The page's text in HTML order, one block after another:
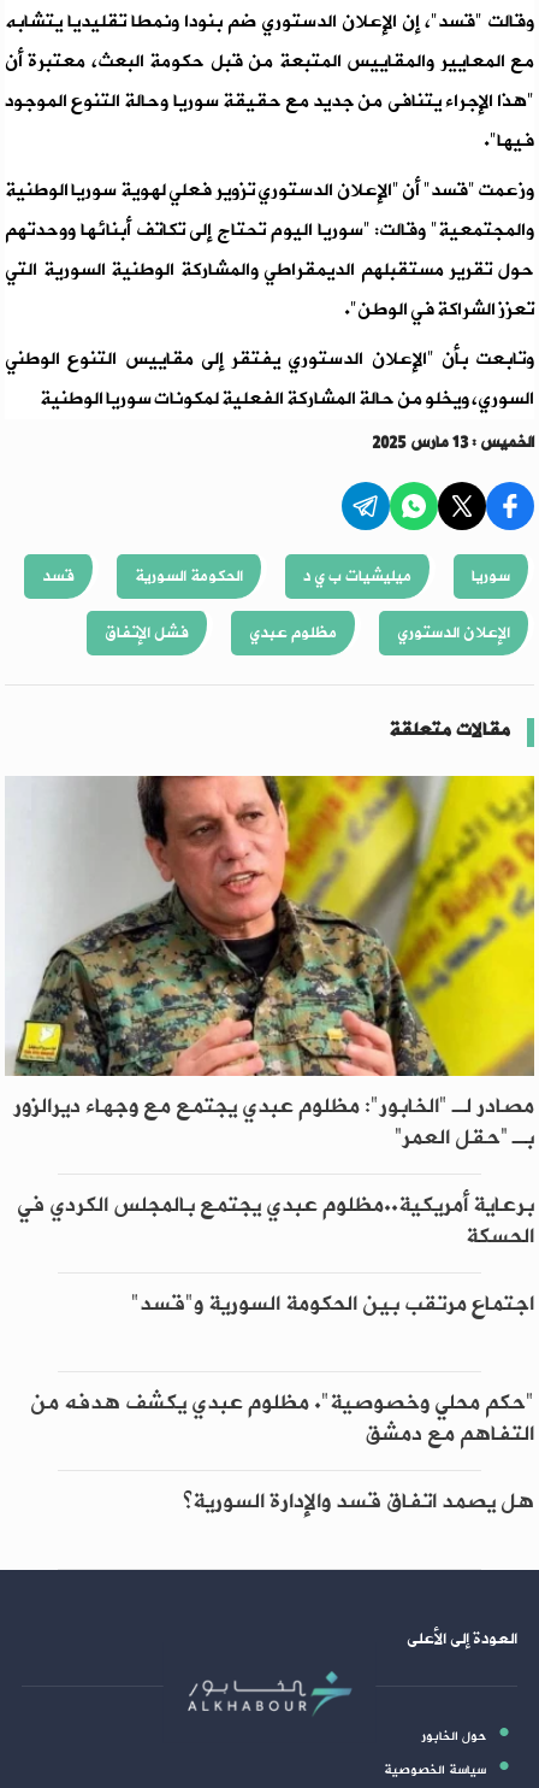
وقالت "قسد"، إن الإعلان الدستوري ضم بنودا ونمطا تقليديا يتشابه
مع المعايير والمقاييس المتبعة من قبل حكومة البعث، معتبرة أن
"هذا الإجراء يتنافى من جديد مع حقيقة سوريا وحالة التنوع الموجود
فيها".
وزعمت "قسد" أن "الإعلان الدستوري تزوير فعلي لهوية سوريا الوطنية
والمجتمعية" وقالت: "سوريا اليوم تحتاج إلى تكاتف أبنائها ووحدتهم
حول تقرير مستقبلهم الديمقراطي والمشاركة الوطنية السورية التي
تعزز الشراكة في الوطن".
وتابعت بأن "الإعلان الدستوري يفتقر إلى مقاييس التنوع الوطني
السوري، ويخلو من حالة المشاركة الفعلية لمكونات سوريا الوطنية
الخميس : 13 مارس 2025
سوريا ميليشيات ب ي د الحكومة السورية
قسد
الإعلان الدستوري
مظلوم عبدي فشل الإتفاق
مقالات متعلقة
مصادر لـ "الخابور": مظلوم عبدي يجتمع مع وجهاء ديرالزور
بـ “حقل العمر”
برعاية أمريكية..مظلوم عبدي يجتمع بالمجلس الكردي في
الحسكة
اجتماع مرتقب بين الحكومة السورية و"قسد"
"حكم محلي وخصوصية". مظلوم عبدي يكشف هدفه من
التفاهم مع دمشق
هل يصمد اتفاق قسد والإدارة السورية؟
العودة إلى الأعلى
حول الخابور
سياسة الخصوصية